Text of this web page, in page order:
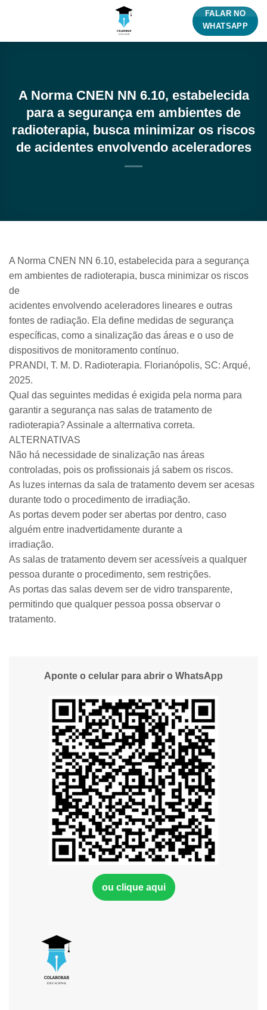
FALAR NO
WHATSAPP
A Norma CNEN NN 6.10, estabelecida
para a segurança em ambientes de
radioterapia, busca minimizar os riscos
de acidentes envolvendo aceleradores
A Norma CNEN NN 6.10, estabelecida para a segurança
em ambientes de radioterapia, busca minimizar os riscos
de
acidentes envolvendo aceleradores lineares e outras
fontes de radiação. Ela define medidas de segurança
específicas, como a sinalização das áreas e o uso de
dispositivos de monitoramento contínuo.
PRANDI, T. M. D. Radioterapia. Florianópolis, SC: Arqué,
2025.
Qual das seguintes medidas é exigida pela norma para
garantir a segurança nas salas de tratamento de
radioterapia? Assinale a alterrnativa correta.
ALTERNATIVAS
Não há necessidade de sinalização nas áreas
controladas, pois os profissionais já sabem os riscos.
As luzes internas da sala de tratamento devem ser acesas
durante todo o procedimento de irradiação.
As portas devem poder ser abertas por dentro, caso
alguém entre inadvertidamente durante a
irradiação.
As salas de tratamento devem ser acessíveis a qualquer
pessoa durante o procedimento, sem restrições.
As portas das salas devem ser de vidro transparente,
permitindo que qualquer pessoa possa observar o
tratamento.
Aponte o celular para abrir o WhatsApp
ou clique aqui